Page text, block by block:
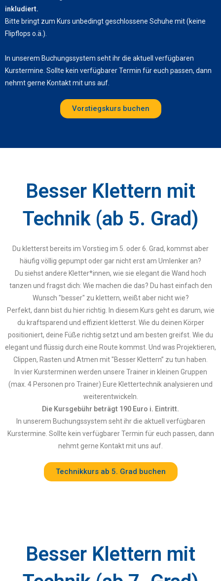
inkludiert.
Bitte bringt zum Kurs unbedingt geschlossene Schuhe mit (keine
Flipflops o.ä.).
In unserem Buchungssystem seht ihr die aktuell verfügbaren
Kurstermine. Sollte kein verfügbarer Termin für euch passen, dann
nehmt gerne Kontakt mit uns auf.
Vorstiegskurs buchen
Besser Klettern mit
Technik (ab 5. Grad)
Du kletterst bereits im Vorstieg im 5. oder 6. Grad, kommst aber
häufig völlig gepumpt oder gar nicht erst am Umlenker an?
Du siehst andere Kletter*innen, wie sie elegant die Wand hoch
tanzen und fragst dich: Wie machen die das? Du hast einfach den
Wunsch "besser" zu klettern, weißt aber nicht wie?
Perfekt, dann bist du hier richtig. In diesem Kurs geht es darum, wie
du kraftsparend und effizient kletterst. Wie du deinen Körper
positioniert, deine Füße richtig setzt und am besten greifst. Wie du
elegant und flüssig durch eine Route kommst. Und was Projektieren,
Clippen, Rasten und Atmen mit "Besser Klettern” zu tun haben.
In vier Kursterminen werden unsere Trainer in kleinen Gruppen
(max. 4 Personen pro Trainer) Eure Klettertechnik analysieren und
weiterentwickeln.
Die Kursgebühr beträgt 190 Euro i. Eintritt.
In unserem Buchungssystem seht ihr die aktuell verfügbaren
Kurstermine. Sollte kein verfügbarer Termin für euch passen, dann
nehmt gerne Kontakt mit uns auf.
Technikkurs ab 5. Grad buchen
Besser Klettern mit